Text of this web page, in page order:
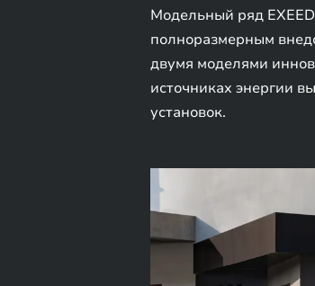
Модельный ряд
полноразмерным
двумя моделями
источниках энергии
установок.